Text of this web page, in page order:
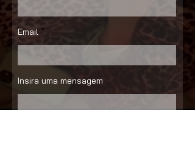
Email
Insira uma mensagem